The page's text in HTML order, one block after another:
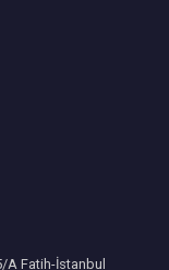
A Fatih-İstanbul